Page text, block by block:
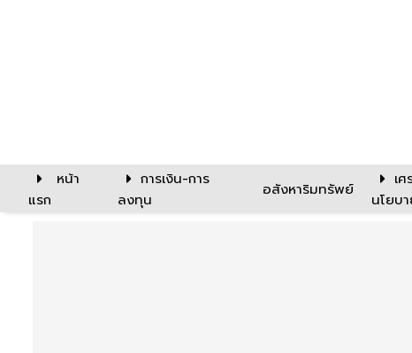
หน้า
แรก
การเงิน-การ
ลงทุน
อสังหาริมทรัพย์
เ
นโยบ